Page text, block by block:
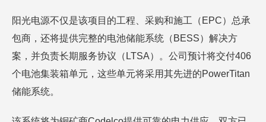
阳光电源不仅是该项目的工程、采购和施工（EPC）总承
包商，还将提供完整的电池储能系统（BESS）解决方
案，并负责长期服务协议（LTSA）。公司预计将交付406
个电池集装箱单元，这些单元将采用其先进的PowerTitan
储能系统。